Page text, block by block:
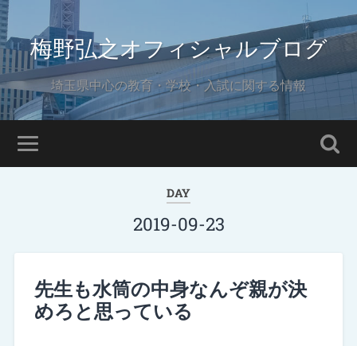
梅野弘之オフィシャルブログ
埼玉県中心の教育・学校・入試に関する情報
DAY
2019-09-23
先生も水筒の中身なんぞ親が決
めろと思っている